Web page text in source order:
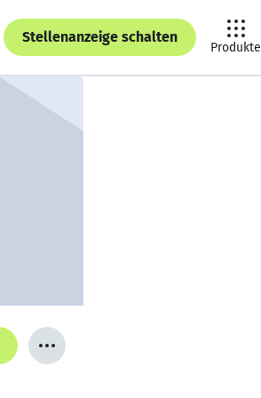
Stellenanzeige schalten
Produkte